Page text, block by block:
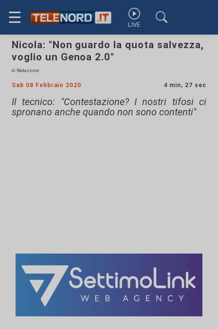
☰ LIVE
Nicola: "Non guardo la quota salvezza,
voglio un Genoa 2.0"
di Redazione
Sab 08 Febbraio 2020 4 min, 27 sec
Il tecnico: "Contestazione? I nostri tifosi ci
spronano anche quando non sono contenti"